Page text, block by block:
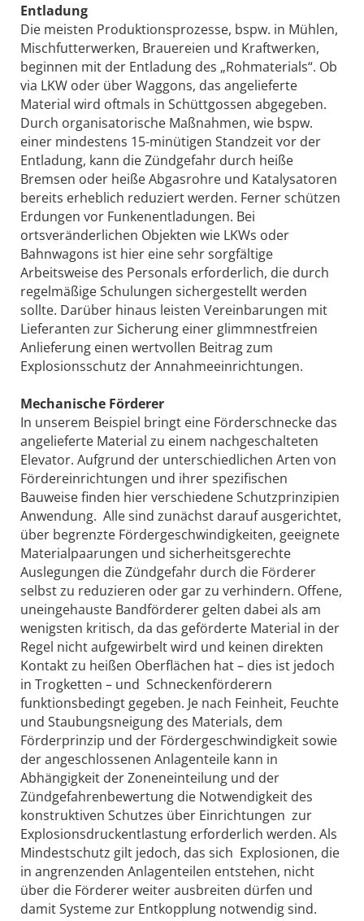
Entladung
Die meisten Produktionsprozesse, bspw. in Mühlen,
Mischfutterwerken, Brauereien und Kraftwerken,
beginnen mit der Entladung des „Rohmaterials“. Ob
via LKW oder über Waggons, das angelieferte
Material wird oftmals in Schüttgossen abgegeben.
Durch organisatorische Maßnahmen, wie bspw.
einer mindestens 15-minütigen Standzeit vor der
Entladung, kann die Zündgefahr durch heiße
Bremsen oder heiße Abgasrohre und Katalysatoren
bereits erheblich reduziert werden. Ferner schützen
Erdungen vor Funkenentladungen. Bei
ortsveränderlichen Objekten wie LKWs oder
Bahnwagons ist hier eine sehr sorgfältige
Arbeitsweise des Personals erforderlich, die durch
regelmäßige Schulungen sichergestellt werden
sollte. Darüber hinaus leisten Vereinbarungen mit
Lieferanten zur Sicherung einer glimmnestfreien
Anlieferung einen wertvollen Beitrag zum
Explosionsschutz der Annahmeeinrichtungen.
Mechanische Förderer
In unserem Beispiel bringt eine Förderschnecke das
angelieferte Material zu einem nachgeschalteten
Elevator. Aufgrund der unterschiedlichen Arten von
Fördereinrichtungen und ihrer spezifischen
Bauweise finden hier verschiedene Schutzprinzipien
Anwendung. Alle sind zunächst darauf ausgerichtet,
über begrenzte Fördergeschwindigkeiten, geeignete
Materialpaarungen und sicherheitsgerechte
Auslegungen die Zündgefahr durch die Förderer
selbst zu reduzieren oder gar zu verhindern. Offene,
uneingehauste Bandförderer gelten dabei als am
wenigsten kritisch, da das geförderte Material in der
Regel nicht aufgewirbelt wird und keinen direkten
Kontakt zu heißen Oberflächen hat – dies ist jedoch
in Trogketten – und Schneckenförderern
funktionsbedingt gegeben. Je nach Feinheit, Feuchte
und Staubungsneigung des Materials, dem
Förderprinzip und der För­dergeschwindigkeit sowie
der angeschlossenen Anlagenteile kann in
Abhängigkeit der Zoneneinteilung und der
Zündgefahrenbewertung die Notwendigkeit des
konstruktiven Schutzes über Einrichtungen zur
Explosionsdruckentlastung erforderlich werden. Als
Mindestschutz gilt jedoch, das sich Explosionen, die
in angrenzenden Anlagenteilen entstehen, nicht
über die Förderer weiter ausbreiten dürfen und
damit Systeme zur Entkopplung notwendig sind.